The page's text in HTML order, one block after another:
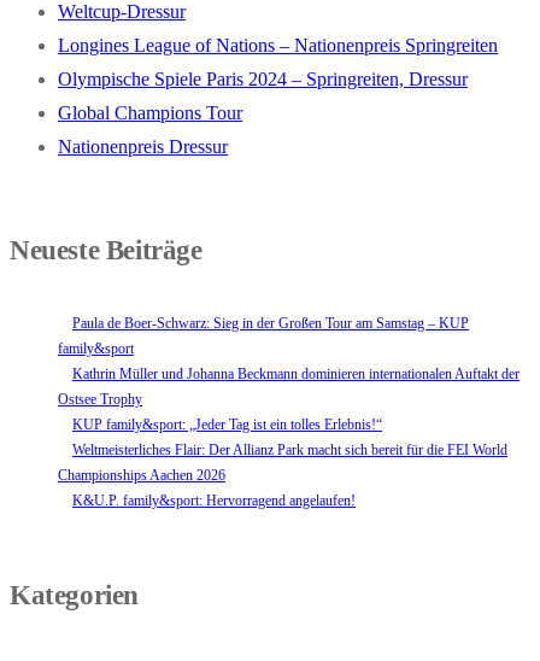
Weltcup-Dressur
Longines League of Nations – Nationenpreis Springreiten
Olympische Spiele Paris 2024 – Springreiten, Dressur
Global Champions Tour
Nationenpreis Dressur
Neueste Beiträge
Paula de Boer-Schwarz: Sieg in der Großen Tour am Samstag – KUP
family&sport
Kathrin Müller und Johanna Beckmann dominieren internationalen Auftakt der
Ostsee Trophy
KUP family&sport: „Jeder Tag ist ein tolles Erlebnis!“
Weltmeisterliches Flair: Der Allianz Park macht sich bereit für die FEI World
Championships Aachen 2026
K&U.P. family&sport: Hervorragend angelaufen!
Kategorien